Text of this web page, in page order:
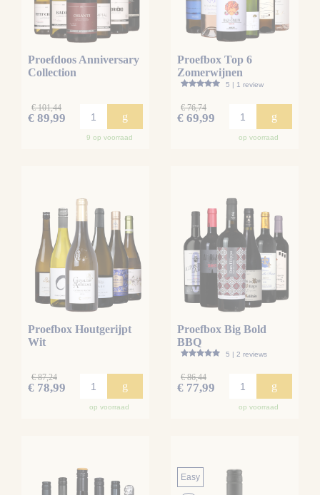
Proefdoos Anniversary
Collection
€ 101,44
€ 89,99 g
9 op voorraad
Proefbox Top 6
Zomerwijnen
5 | 1 review
€ 76,74
€ 69,99 g
op voorraad
Proefbox Houtgerijpt
Wit
€ 87,24
€ 78,99 g
op voorraad
Proefbox Big Bold
BBQ
5 | 2 reviews
€ 86,44
€ 77,99 g
op voorraad
Easy